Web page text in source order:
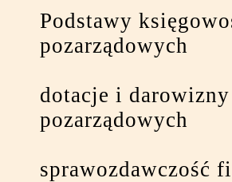
Podstawy
pozarządowych
dotacje i
pozarządowych
sprawozdawczość